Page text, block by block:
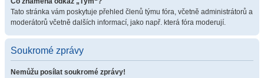
Tato stránka vám poskytuje přehled členů týmu fóra, včetně administrátorů a
moderátorů včetně dalších informací, jako např. která fóra moderují.
Soukromé zprávy
Nemůžu posílat soukromé zprávy!